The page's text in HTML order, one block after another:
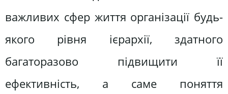
важливих сфер життя організації будь-
якого рівня ієрархії, здатного
багаторазово підвищити її
ефективність, а саме поняття